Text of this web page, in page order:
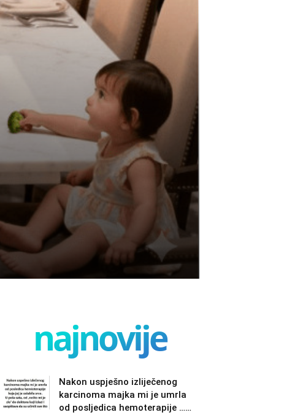
najnovije
Nakon uspješno izliječenog
karcinoma majka mi je umrla
od posljedica hemoterapije ……